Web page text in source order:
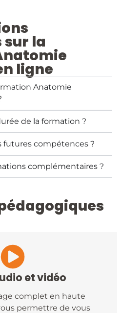
la
ligne
Anatomie
de la formation ?
futures compétences ?
complémentaires ?
et vidéo
complet en haute
permettre de vous